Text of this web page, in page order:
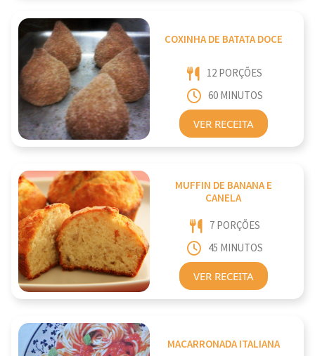
COXINHA DE BATATA DOCE
12 PORÇÕES
60 MINUTOS
VER RECEITA
MUFFIN DE BANANA E
CANELA
7 PORÇÕES
45 MINUTOS
VER RECEITA
MACARRONADA ITALIANA